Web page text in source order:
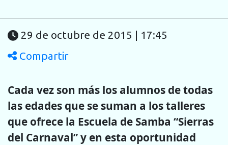
29 de octubre de 2015 | 17:45
Compartir
Cada vez son más los alumnos de todas
las edades que se suman a los talleres
que ofrece la Escuela de Samba “Sierras
del Carnaval” y en esta oportunidad